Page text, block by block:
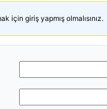
için giriş yapmış olmalısınız.